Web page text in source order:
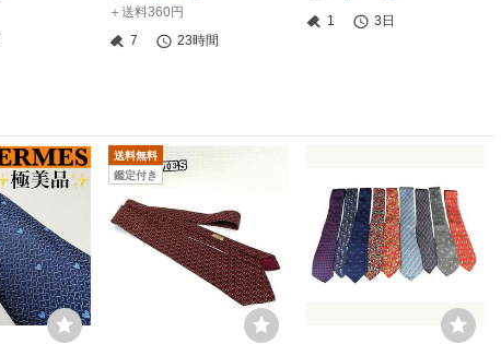
＋送料360円
7
23時間
1 3日
送料無料
鑑定付き